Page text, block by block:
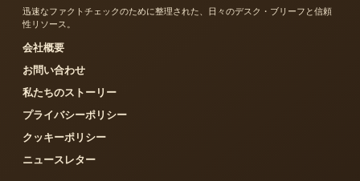
迅速なファクトチェックのために整理された、日々のデスク・ブリーフと信頼
性リソース。
会社概要
お問い合わせ
私たちのストーリー
プライバシーポリシー
クッキーポリシー
ニュースレター